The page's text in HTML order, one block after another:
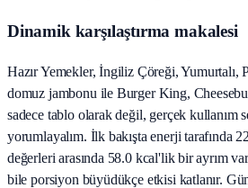
Dinamik karşılaştırma makalesi
Hazır Yemekler, İngiliz Çöreği, Yumurtalı,
domuz jambonu ile Burger King,
sadece tablo olarak değil, gerçek kullanım
yorumlayalım. İlk bakışta enerji tarafında
değerleri arasında 58.0 kcal'lik bir ayrım
bile porsiyon büyüdükçe etkisi katlanır.